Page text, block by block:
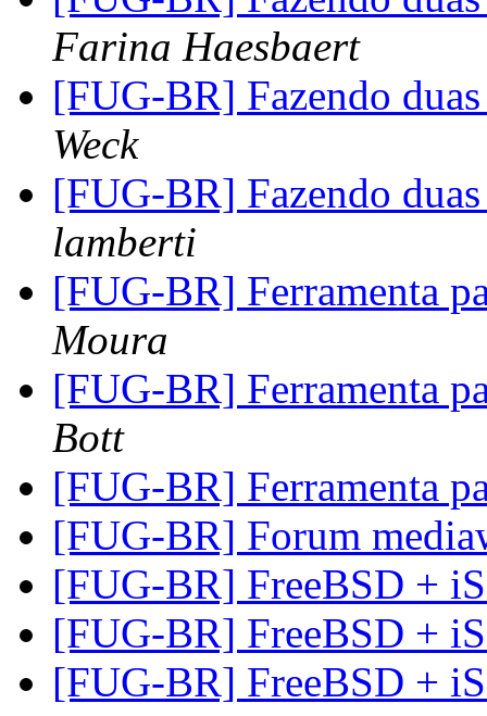
Farina Haesbaert
[FUG-BR] Fazendo
Weck
[FUG-BR] Fazendo
lamberti
[FUG-BR] Ferramenta
Moura
[FUG-BR] Ferramenta
Bott
[FUG-BR] Ferramenta
[FUG-BR] Forum
[FUG-BR] FreeBSD +
[FUG-BR] FreeBSD +
[FUG-BR] FreeBSD +